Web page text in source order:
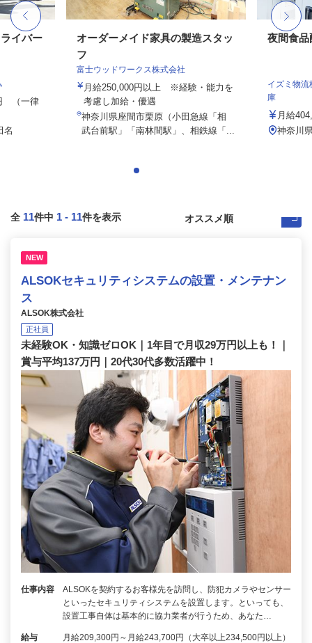
イバー
（一律
名
オーダーメイド家具の製造スタッ
フ
富士ウッドワークス株式会社
月給250,000円以上 ※経験・能力を
考慮し加給・優遇
神奈川県座間市栗原（小田急線「相
武台前駅」「南林間駅」、相鉄線「...
夜間食品
イズミ物
庫
月給
神奈川
全 11件中 1 - 11件を表示
NEW
ALSOKセキュリティシステムの設置・メンテナン
ス
ALSOK株式会社
正社員
未経験OK・知識ゼロOK｜1年目で月収29万円以上も！｜
賞与平均137万円｜20代30代多数活躍中！
仕事内容
ALSOKを契約するお客様先を訪問し、防犯カメラやセンサー
といったセキュリティシステムを設置します。といっても、
設置工事自体は基本的に協力業者が行うため、あなた…
給与
月給209,300円～月給243,700円（大卒以上234,500円以上）